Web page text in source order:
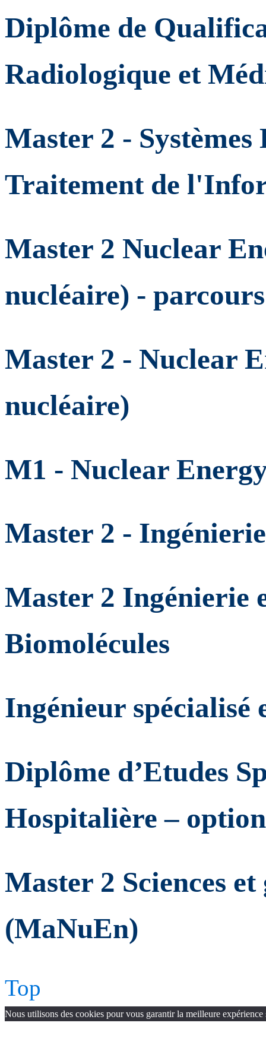
Diplôme de
Radiologique et
Master 2 - Systèmes
Traitement de
Master 2 Nuclear
nucléaire) -
Master 2 - Nuclear
nucléaire)
M1 - Nuclear
Master 2 -
Master 2 Ingénierie
Biomolécules
Ingénieur spécialisé
Diplôme d’Etudes
Hospitalière –
Master 2 Sciences
(MaNuEn)
Top
Nous utilisons des cookies pour vous garantir la meilleure expérience